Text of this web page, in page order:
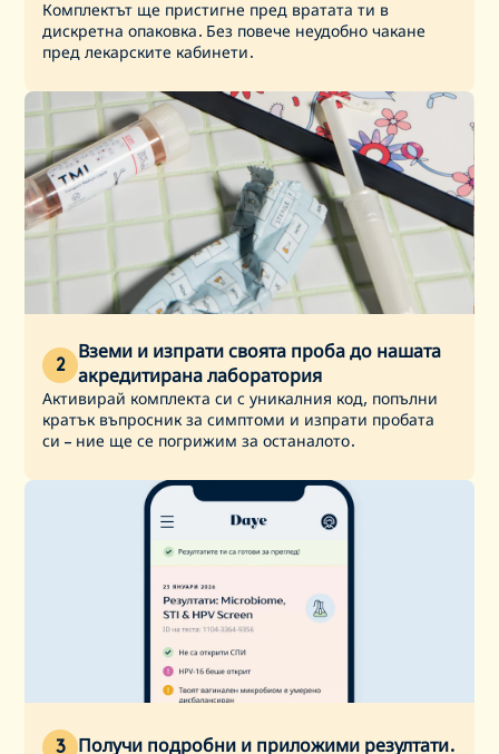
Комплектът ще пристигне пред вратата ти в
дискретна опаковка. Без повече неудобно чакане
пред лекарските кабинети.
2
Вземи и изпрати своята проба до нашата
акредитирана лаборатория
Активирай комплекта си с уникалния код, попълни
кратък въпросник за симптоми и изпрати пробата
си – ние ще се погрижим за останалото.
3 Получи подробни и приложими резултати.